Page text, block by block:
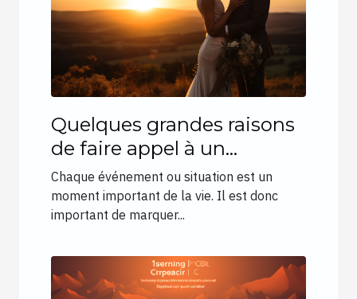
Quelques grandes raisons
de faire appel à un
photographe de mariage à
La Roche-sur-Foron
Chaque événement ou situation est un
moment important de la vie. Il est donc
important de marquer...